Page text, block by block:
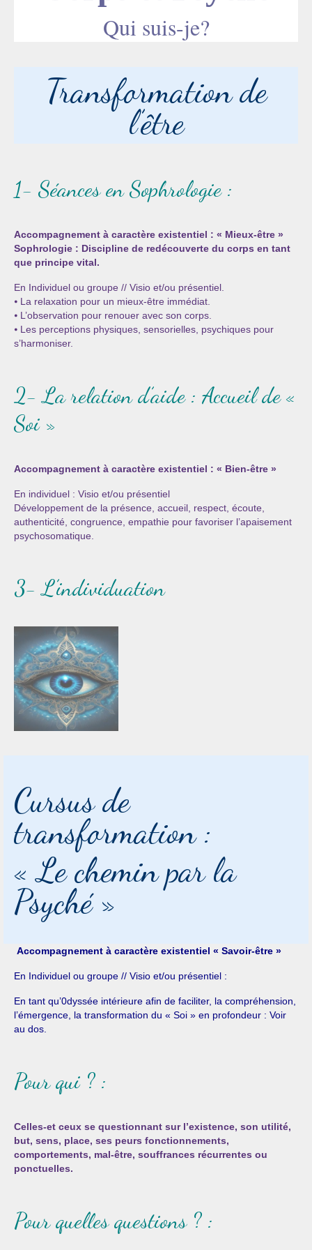
Nadine-Sarah Penna
Mon cursus d’évolution vers une femme plus
consciente
Initiation à la sophrologie « offerte »
Cursus « Le chemin par la psyché »
Prendre contact
Bertrand Thomas, Psychopraticien
Cursus « Le chemin par la psyché »
Sophrologie
Prendre contact
Qui suis-je?
Transformation de
l’être
1- Séances en Sophrologie :
Accompagnement à caractère existentiel : « Mieux-être »
Sophrologie : Discipline de redécouverte du corps en tant
que principe vital.
En Individuel ou groupe // Visio et/ou présentiel.
⦁ La relaxation pour un mieux-être immédiat.
⦁ L’observation pour renouer avec son corps.
⦁ Les perceptions physiques, sensorielles, psychiques pour
s’harmoniser.
2- La relation d’aide : Accueil de «
Soi »
Accompagnement à caractère existentiel : « Bien-être »
En individuel : Visio et/ou présentiel
Développement de la présence, accueil, respect, écoute,
authenticité, congruence, empathie pour favoriser l’apaisement
psychosomatique.
3- L’individuation
Cursus de
transformation :
« Le chemin par la
Psyché »
Accompagnement à caractère existentiel « Savoir-être »
En Individuel ou groupe // Visio et/ou présentiel :
En tant qu’0dyssée intérieure afin de faciliter, la compréhension,
l’émergence, la transformation du « Soi » en profondeur : Voir
au dos.
Pour qui ? :
Celles-et ceux se questionnant sur l’existence, son utilité,
but, sens, place, ses peurs fonctionnements,
comportements, mal-être, souffrances récurrentes ou
ponctuelles.
Pour quelles questions ? :